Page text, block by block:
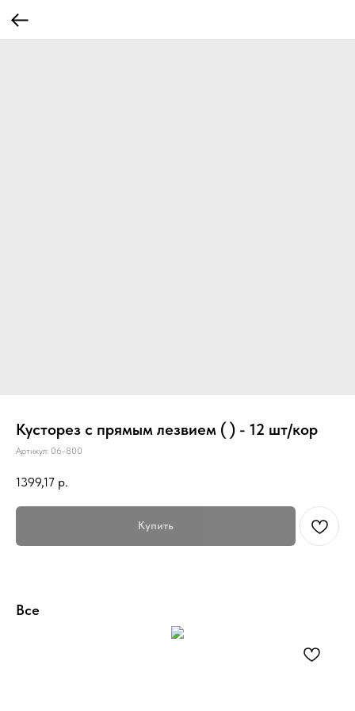
Кусторез с прямым лезвием ( ) - 12 шт/кор
Артикул: 06-800
1399,17 р.
Купить
Все